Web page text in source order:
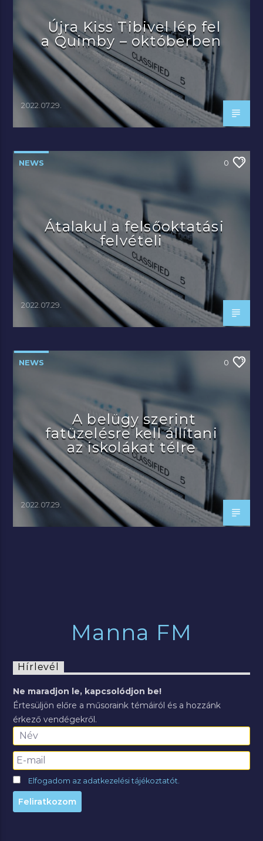
Újra Kiss Tibivel lép fel
a Quimby – októberben
2022.07.29.
NEWS 0
Átalakul a felsőoktatási
felvételi
2022.07.29.
NEWS 0
A belügy szerint
fatüzelésre kell állítani
az iskolákat télre
2022.07.29.
Manna FM
Hírlevél
Ne maradjon le, kapcsolódjon be!
Értesüljön előre a műsoraink témáiról és a hozzánk
érkező vendégekről.
Elfogadom az adatkezelési tájékoztatót.